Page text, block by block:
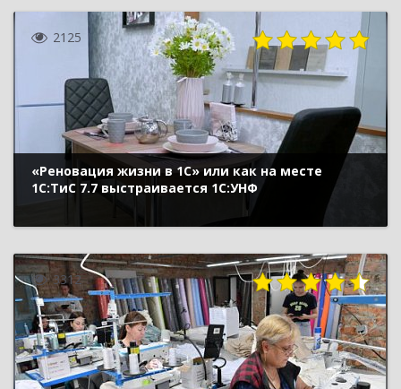
2125
«Реновация жизни в 1С» или как на месте
1С:ТиС 7.7 выстраивается 1С:УНФ
3312